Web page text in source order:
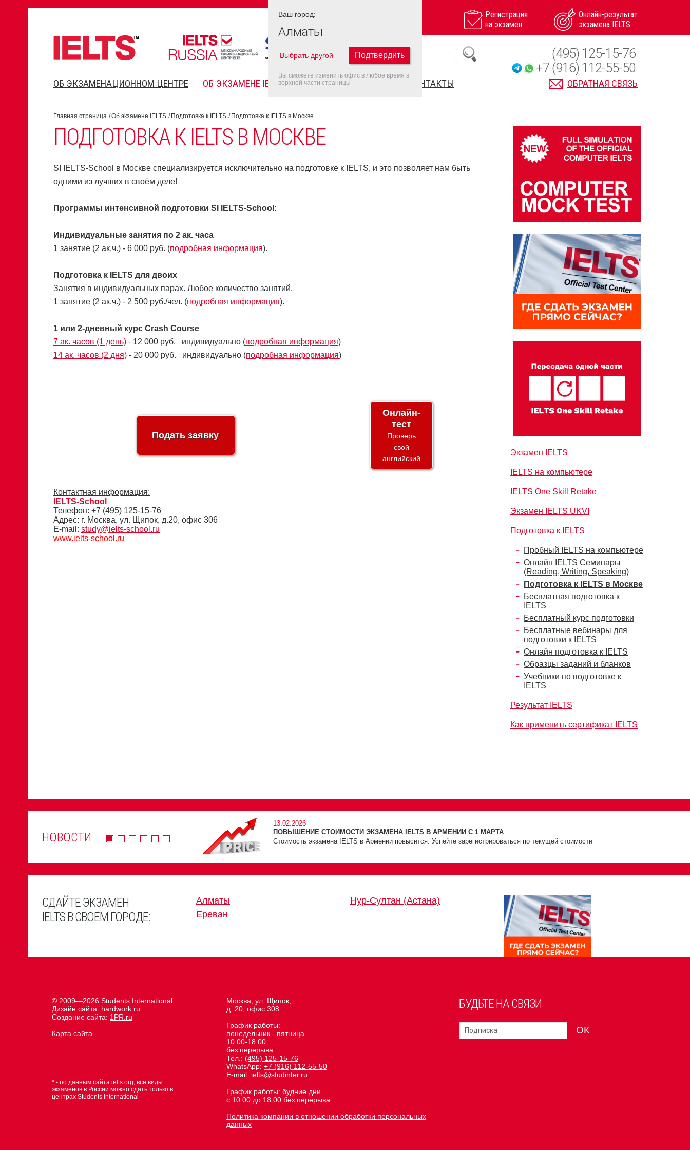
Регистрация
на экзамен
Онлайн-результат
экзамена IELTS
ОБ ЭКЗАМЕНАЦИОННОМ ЦЕНТРЕ ОБ ЭКЗАМЕНЕ IELTS FAQ ДАТЫ IELTS 2026 КОНТАКТЫ ОБРАТНАЯ СВЯЗЬ
(495) 125-15-76
+7 (916) 112-55-50
Главная страница Об экзамене IELTS Подготовка к IELTS Подготовка к IELTS в Москве
ПОДГОТОВКА К IELTS В МОСКВЕ
SI IELTS-School в Москве специализируется исключительно на подготовке к IELTS, и это позволяет нам быть
одними из лучших в своём деле!
Программы интенсивной подготовки SI IELTS-School :
Индивидуальные занятия по 2 ак. часа
1 занятие (2 ак.ч.) - 6 000 руб. (подробная информация).
Подготовка к IELTS для двоих
Занятия в индивидуальных парах. Любое количество занятий.
1 занятие (2 ак.ч.) - 2 500 руб./чел. (подробная информация).
1 или 2-дневный курс Crash Course
7 ак. часов (1 день) - 12 000 руб. индивидуально (подробная информация)
14 ак. часов (2 дня) - 20 000 руб. индивидуально (подробная информация)
Подать заявку
Онлайн-
тест
Проверь
свой
английский
Контактная информация:
IELTS-School
Телефон: +7 (495) 125-15-76
Адрес: г. Москва, ул. Щипок, д.20, офис 306
E-mail: study@ielts-school.ru
www.ielts-school.ru
Экзамен IELTS
IELTS на компьютере
IELTS One Skill Retake
Экзамен IELTS UKVI
Подготовка к IELTS
Пробный IELTS на компьютере
Онлайн IELTS Семинары
(Reading, Writing, Speaking)
Подготовка к IELTS в Москве
Бесплатная подготовка к
IELTS
Бесплатный курс подготовки
Бесплатные вебинары для
подготовки к IELTS
Онлайн подготовка к IELTS
Образцы заданий и бланков
Учебники по подготовке к
IELTS
Результат IELTS
Как применить сертификат IELTS
НОВОСТИ
13.02.2026
ПОВЫШЕНИЕ СТОИМОСТИ ЭКЗАМЕНА IELTS В АРМЕНИИ С 1 МАРТА
Стоимость экзамена IELTS в Армении повысится. Успейте зарегистрироваться по текущей стоимости
СДАЙТЕ ЭКЗАМЕН
IELTS В СВОЕМ ГОРОДЕ:
Алматы
Ереван
Нур-Султан (Астана)
БУДЬТЕ НА СВЯЗИ
ОК
Москва, ул. Щипок,
д. 20, офис 308
График работы:
понедельник - пятница
10.00-18.00
без перерыва
Тел.: (495) 125-15-76
WhatsApp: +7 (916) 112-55-50
E-mail: ielts@studinter.ru
График работы: будние дни
с 10:00 до 18:00 без перерыва
Политика компании в отношении обработки персональных
данных
© 2009—2026 Students International.
Дизайн сайта: hardwork.ru
Создание сайта: 1PR.ru
Карта сайта
* - по данным сайта ielts.org, все виды
экзаменов в России можно сдать только в
центрах Students International
Ваш город:
Алматы
Выбрать другой Подтвердить
Вы сможете изменить офис в любое время в
верхней части страницы